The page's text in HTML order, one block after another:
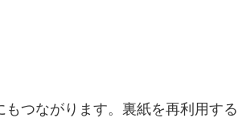
つながります。裏紙を再利用する